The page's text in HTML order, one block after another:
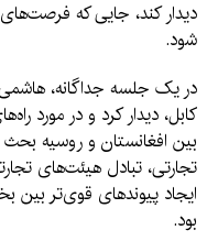
دیدار کند، جایی که فرصت‌های
شود.
در یک جلسه جداگانه،
کابل، دیدار کرد و در مورد
بین افغانستان و روسیه
تجارتی، تبادل هیئت‌های
ایجاد پیوندهای قوی‌تر
بود.